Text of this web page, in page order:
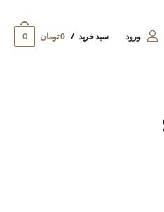
ورود سبد خرید 0 تومان 0